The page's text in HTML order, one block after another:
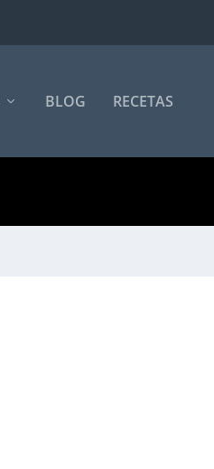
BLOG RECETAS